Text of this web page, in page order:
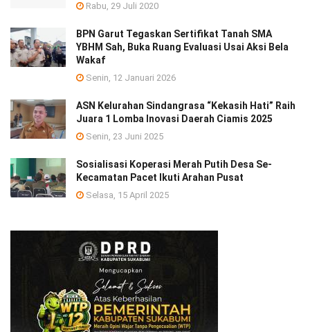
Rabu, 29 Juli 2020
BPN Garut Tegaskan Sertifikat Tanah SMA
YBHM Sah, Buka Ruang Evaluasi Usai Aksi Bela
Wakaf
Senin, 12 Januari 2026
ASN Kelurahan Sindangrasa “Kekasih Hati” Raih
Juara 1 Lomba Inovasi Daerah Ciamis 2025
Senin, 23 Juni 2025
Sosialisasi Koperasi Merah Putih Desa Se-
Kecamatan Pacet Ikuti Arahan Pusat
Selasa, 15 April 2025